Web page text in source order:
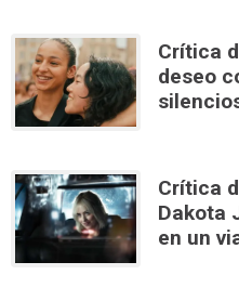
Crítica
deseo
Crítica
Dakota
en un